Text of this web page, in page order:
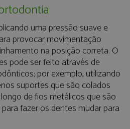
uma pressão suave e
provocar movimentação
na posição correta. O
pode ser feito através de
por exemplo, utilizando
suportes que são colados
de fios metálicos que são
fazer os dentes mudar para